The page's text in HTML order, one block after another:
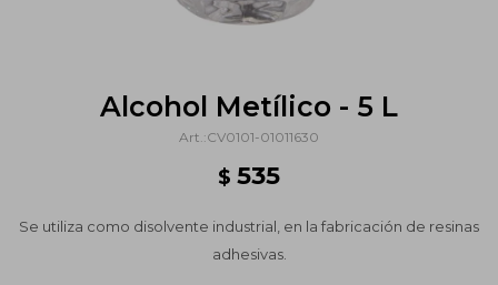
Alcohol Metílico - 5 L
CV0101-01011630
$ 535
Se utiliza como disolvente industrial, en la fabricación de resinas
adhesivas.